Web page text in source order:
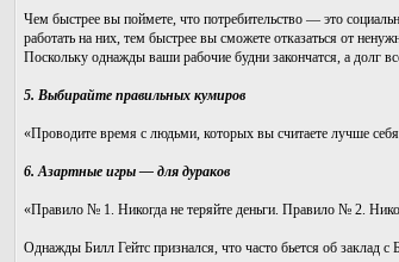
Чем быстрее вы поймете, что потребительство — это
работать на них, тем быстрее вы сможете отказаться от
Поскольку однажды ваши рабочие будни закончатся, а долг
5. Выбирайте правильных кумиров
«Проводите время с людьми, которых вы считаете лучше
6. Азартные игры — для дураков
«Правило № 1. Никогда не теряйте деньги. Правило № 2.
Однажды Билл Гейтс признался, что часто бьется об заклад